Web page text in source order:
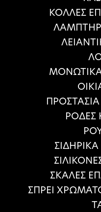
ΚΟΛΛΕΣ
ΡΟΔΕΣ
ΣΚΑΛΕΣ
ΣΠΡΕΙ